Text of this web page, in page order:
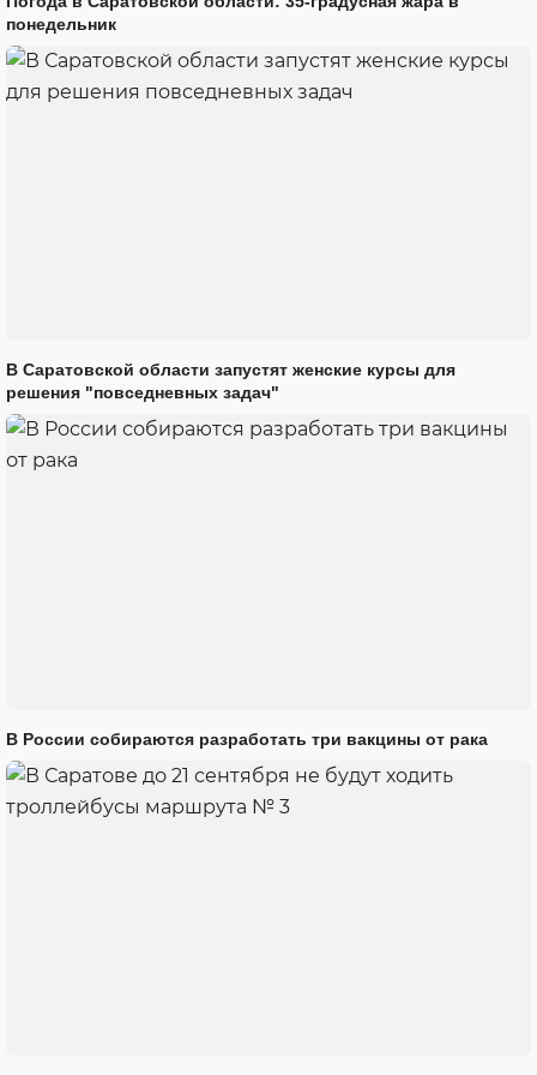
понедельник
В Саратовской области запустят женские курсы для
решения "повседневных задач"
В России собираются разработать три вакцины от рака